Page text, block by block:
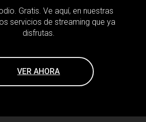
Gratis. Ve aquí, en nuestras
servicios de streaming que ya
disfrutas.
VER AHORA